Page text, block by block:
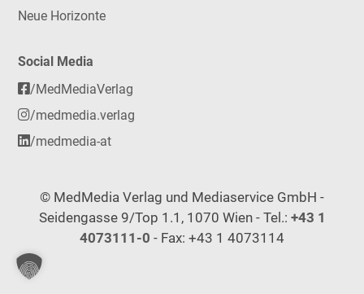
Neue Horizonte
Social Media
/MedMediaVerlag
/medmedia.verlag
/medmedia-at
© MedMedia Verlag und Mediaservice GmbH -
Seidengasse 9/Top 1.1, 1070 Wien - Tel.: +43 1
4073111-0 - Fax: +43 1 4073114